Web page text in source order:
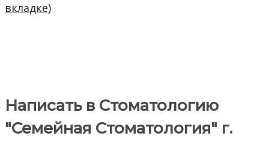
вкладке)
Написать в Стоматологию
"Семейная Стоматология" г.